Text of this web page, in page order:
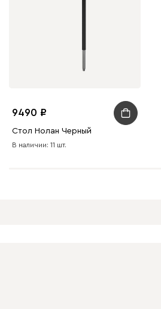
9490
Стол Нолан Черный
В наличии: 11 шт.